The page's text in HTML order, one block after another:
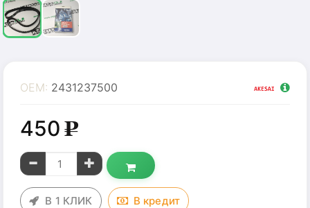
OEM: 2431237500
450g
В 1 КЛИК В кредит